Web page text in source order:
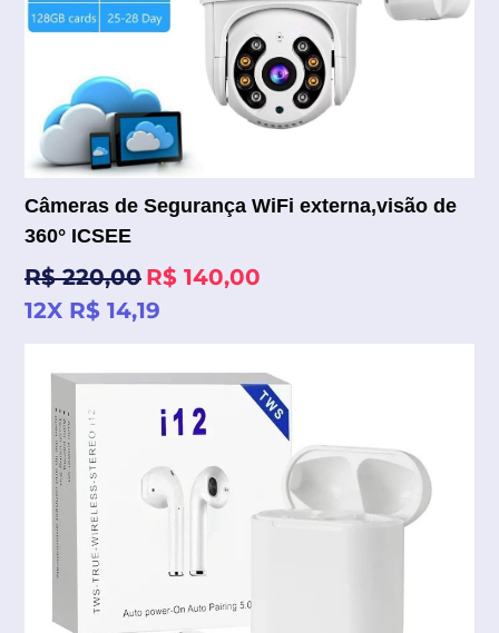
Câmeras de Segurança WiFi externa,visão de
360° ICSEE
Preço
normal
R$ 220,00 R$ 140,00
12X R$ 14,19